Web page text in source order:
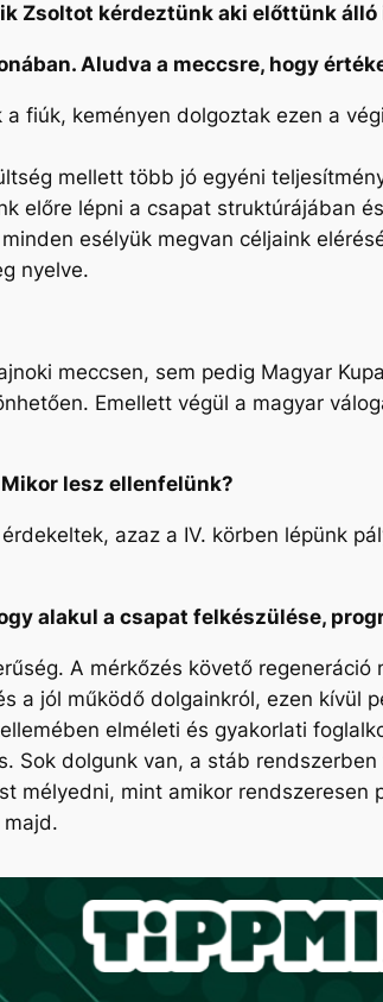
Zsoltot kérdeztünk aki előttünk álló
Aludva a meccsre, hogy
fiúk, keményen dolgoztak ezen a
mellett több jó egyéni
előre lépni a csapat struktúrájában
esélyük megvan céljaink
nyelve.
meccsen, sem pedig Magyar
Emellett végül a magyar
lesz ellenfelünk?
azaz a IV. körben lépünk
alakul a csapat felkészülése,
A mérkőzés követő
a jól működő dolgainkról, ezen
elméleti és gyakorlati
Sok dolgunk van, a stáb
mint amikor